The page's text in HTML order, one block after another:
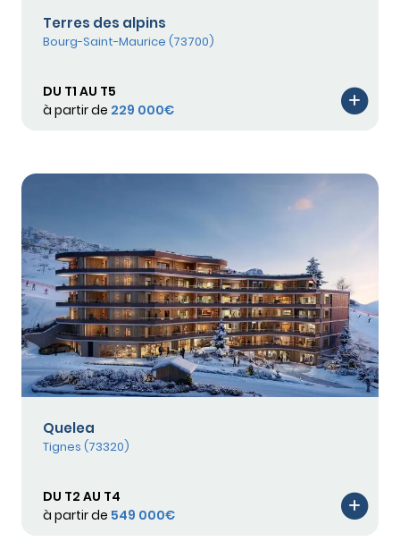
Terres des alpins
Bourg-Saint-Maurice (73700)
DU T1 AU T5
à partir de 229 000€
Quelea
Tignes (73320)
DU T2 AU T4
à partir de 549 000€